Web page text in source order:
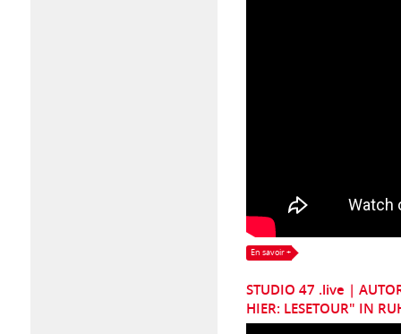
En savoir +
STUDIO 47 .live |
HIER: LESETOUR" IN